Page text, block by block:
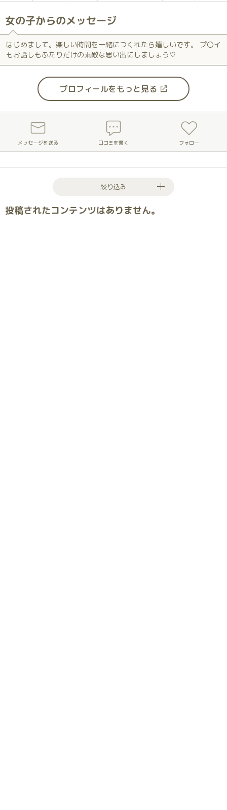
女の子からのメッセージ
はじめまして。楽しい時間を一緒につくれたら嬉しいです。 プ〇イ
もお話しもふたりだけの素敵な思い出にしましょう♡
プロフィールをもっと見る
メッセージを送る 口コミを書く フォロー
絞り込み
投稿されたコンテンツはありません。